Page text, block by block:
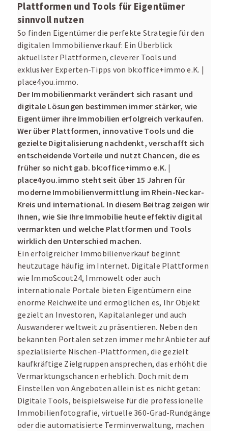
Plattformen und Tools für Eigentümer
sinnvoll nutzen
So finden Eigentümer die perfekte Strategie für den
digitalen Immobilienverkauf: Ein Überblick
aktuellster Plattformen, cleverer Tools und
exklusiver Experten-Tipps von bk:office+immo e.K. |
place4you.immo.
Der Immobilienmarkt verändert sich rasant und
digitale Lösungen bestimmen immer stärker, wie
Eigentümer ihre Immobilien erfolgreich verkaufen.
Wer über Plattformen, innovative Tools und die
gezielte Digitalisierung nachdenkt, verschafft sich
entscheidende Vorteile und nutzt Chancen, die es
früher so nicht gab. bk:office+immo e.K. |
place4you.immo steht seit über 15 Jahren für
moderne Immobilienvermittlung im Rhein-Neckar-
Kreis und international. In diesem Beitrag zeigen wir
Ihnen, wie Sie Ihre Immobilie heute effektiv digital
vermarkten und welche Plattformen und Tools
wirklich den Unterschied machen.
Ein erfolgreicher Immobilienverkauf beginnt
heutzutage häufig im Internet. Digitale Plattformen
wie ImmoScout24, Immowelt oder auch
internationale Portale bieten Eigentümern eine
enorme Reichweite und ermöglichen es, Ihr Objekt
gezielt an Investoren, Kapitalanleger und auch
Auswanderer weltweit zu präsentieren. Neben den
bekannten Portalen setzen immer mehr Anbieter auf
spezialisierte Nischen-Plattformen, die gezielt
kaufkräftige Zielgruppen ansprechen, das erhöht die
Vermarktungschancen erheblich. Doch mit dem
Einstellen von Angeboten allein ist es nicht getan:
Digitale Tools, beispielsweise für die professionelle
Immobilienfotografie, virtuelle 360-Grad-Rundgänge
oder die automatisierte Terminverwaltung, machen